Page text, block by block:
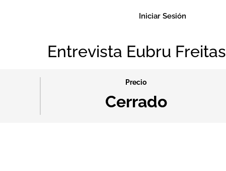
Iniciar Sesión
Entrevista Eubru Freitas
Precio
Cerrado